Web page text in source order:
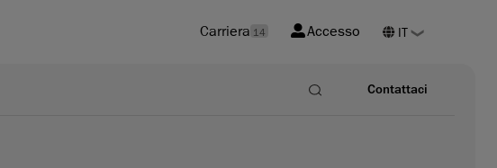
Carriera 14 Accesso
Contattaci